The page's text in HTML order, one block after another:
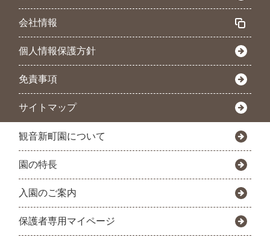
会社情報
個人情報保護方針
免責事項
サイトマップ
観音新町園について
園の特長
入園のご案内
保護者専用マイページ